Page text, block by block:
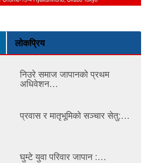
लोकप्रिय
निउरे समाज जापानको प्रथम
अधिवेशन…
प्रवास र मातृभूमिको सञ्चार सेतु:…
घुम्टे युवा परिवार जापान :…